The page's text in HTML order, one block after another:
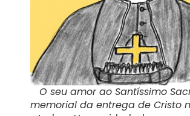
O seu amor ao Santíssimo
memorial da entrega de Cristo